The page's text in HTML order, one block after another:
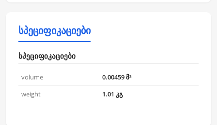
სპეციფიკაციები
სპეციფიკაციები
volume
0.00459 მ³
weight
1.01 კგ